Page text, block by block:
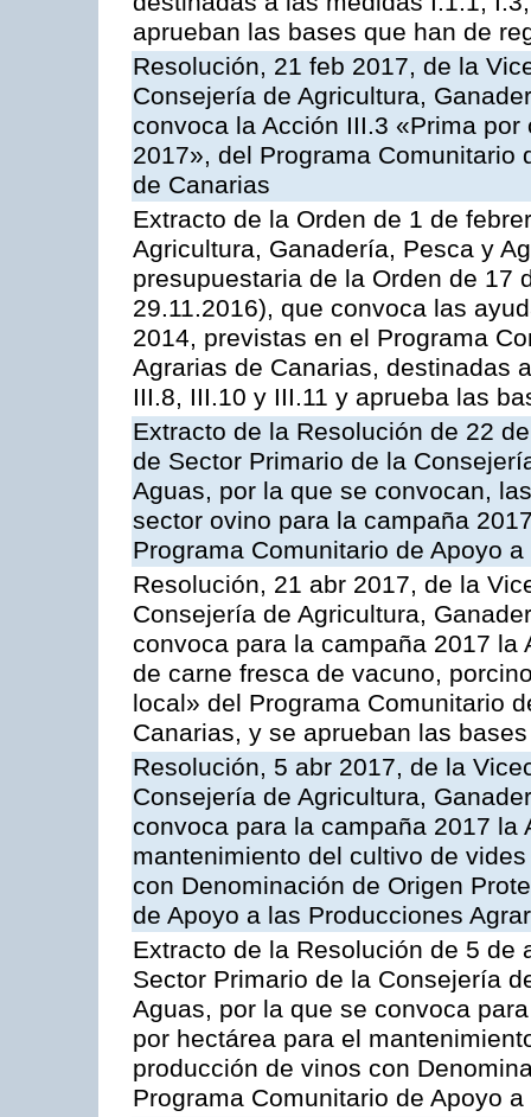
aprueban las bases que han de
Resolución, 21 feb 2017, de la
Consejería de Agricultura,
convoca la Acción III.3 «Prima
2017», del Programa Comunitario
de Canarias
Extracto de la Orden de 1 de
Agricultura, Ganadería, Pesca y
presupuestaria de la Orden de 17
29.11.2016), que convoca las
2014, previstas en el Programa
Agrarias de Canarias, destinadas
III.8, III.10 y III.11 y aprueba las
Extracto de la Resolución de 22
de Sector Primario de la
Aguas, por la que se convocan,
sector ovino para la campaña
Programa Comunitario de Apoyo
Resolución, 21 abr 2017, de la
Consejería de Agricultura,
convoca para la campaña 2017
de carne fresca de vacuno,
local» del Programa Comunitario
Canarias, y se aprueban las
Resolución, 5 abr 2017, de la
Consejería de Agricultura,
convoca para la campaña 2017
mantenimiento del cultivo de
con Denominación de Origen
de Apoyo a las Producciones
Extracto de la Resolución de 5
Sector Primario de la Consejería
Aguas, por la que se convoca
por hectárea para el
producción de vinos con
Programa Comunitario de Apoyo